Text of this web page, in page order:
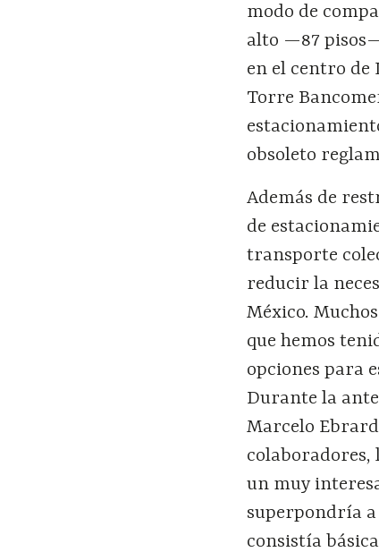
modo de
alto —87
en el centro de
Torre
obsoleto
Además de
de
transporte
reducir la
México.
que hemos
opciones para
Durante la
Marcelo
colaboradores,
un muy
superpondría
consistía